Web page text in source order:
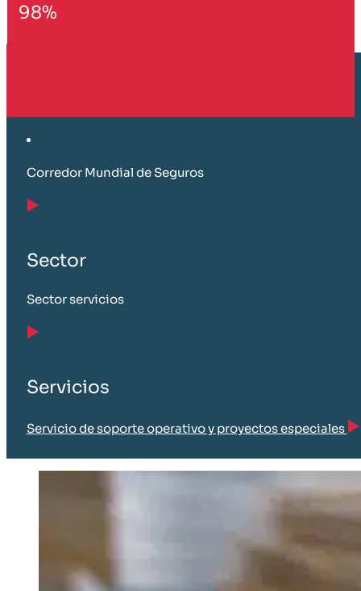
98%
Corredor Mundial de Seguros
Sector
Sector servicios
Servicios
Servicio de soporte operativo y proyectos especiales